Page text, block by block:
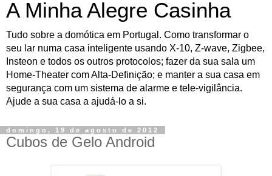
A Minha Alegre Casinha
Tudo sobre a domótica em Portugal. Como transformar o
seu lar numa casa inteligente usando X-10, Z-wave, Zigbee,
Insteon e todos os outros protocolos; fazer da sua sala um
Home-Theater com Alta-Definição; e manter a sua casa em
segurança com um sistema de alarme e tele-vigilância.
Ajude a sua casa a ajudá-lo a si.
domingo, 19 de agosto de 2012
Cubos de Gelo Android